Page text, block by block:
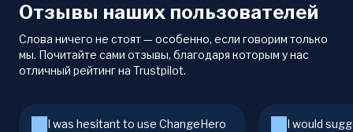
Отзывы наших пользователей
Слова ничего не стоят — особенно, если говорим только
мы. Почитайте сами отзывы, благодаря которым у нас
отличный рейтинг на Trustpilot.
I was hesitant to use ChangeHero
I would